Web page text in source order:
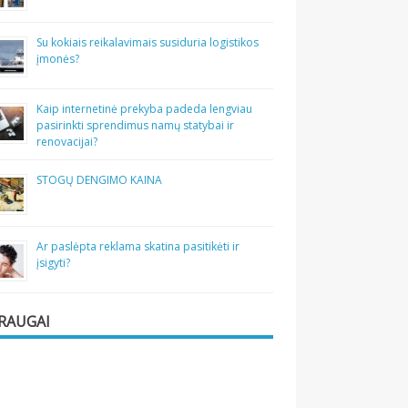
Su kokiais reikalavimais susiduria logistikos
įmonės?
Kaip internetinė prekyba padeda lengviau
pasirinkti sprendimus namų statybai ir
renovacijai?
STOGŲ DENGIMO KAINA
Ar paslėpta reklama skatina pasitikėti ir
įsigyti?